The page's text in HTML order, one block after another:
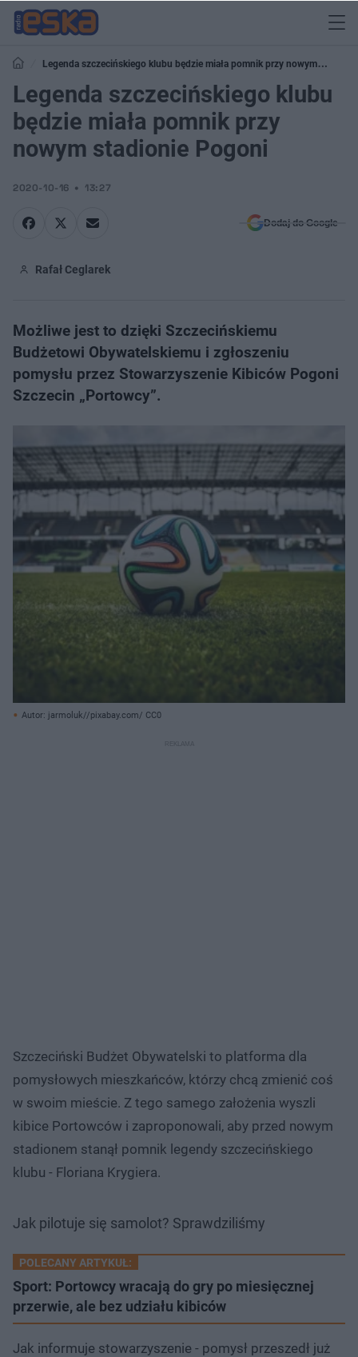
Legenda szczecińskiego klubu będzie miała pomnik przy nowym
stadionie Pogoni
Legenda szczecińskiego klubu
będzie miała pomnik przy
nowym stadionie Pogoni
2020-10-16 13:27
Dodaj do Google
Rafał Ceglarek
Możliwe jest to dzięki Szczecińskiemu
Budżetowi Obywatelskiemu​ i zgłoszeniu
pomysłu przez Stowarzyszenie Kibiców Pogoni
Szczecin „Portowcy”.
Autor: jarmoluk//pixabay.com/ CC0
Szczeciński Budżet Obywatelski to platforma dla
pomysłowych mieszkańców, którzy chcą zmienić coś
w swoim mieście. Z tego samego założenia wyszli
kibice Portowców i zaproponowali, aby przed nowym
stadionem stanął pomnik legendy szczecińskiego
klubu - Floriana Krygiera.
Jak pilotuje się samolot? Sprawdziliśmy
POLECANY ARTYKUŁ:
Sport: Portowcy wracają do gry​ po miesięcznej
przerwie, ale bez udziału kibiców
Jak informuje stowarzyszenie - pomysł przeszedł już